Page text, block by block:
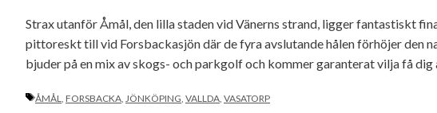
Strax utanför Åmål, den lilla staden vid Vänerns strand, ligger fantastiskt
pittoreskt till vid Forsbackasjön där de fyra avslutande hålen förhöjer den
bjuder på en mix av skogs- och parkgolf och kommer garanterat vilja få
ETIKETTER
ÅMÅL FORSBACKA JÖNKÖPING VALLDA VASATORP